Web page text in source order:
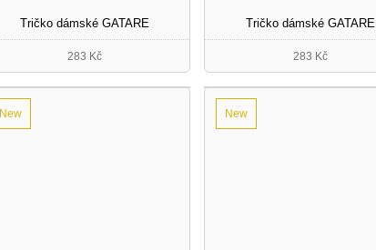
Tričko dámské GATARE
283 Kč
Tričko dámské GATARE
283 Kč
New New